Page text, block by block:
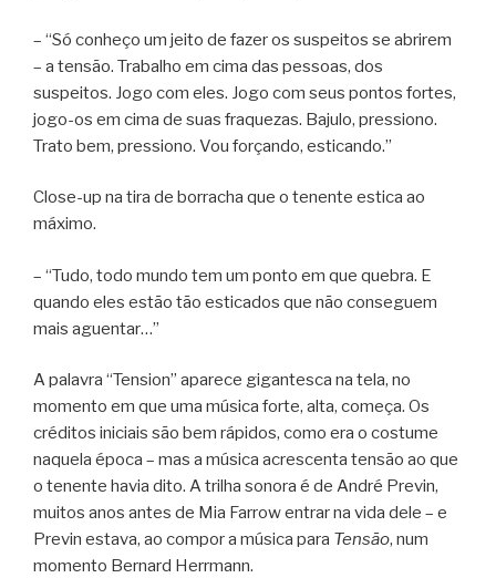
– “Só conheço um jeito de fazer os suspeitos se abrirem
– a tensão. Trabalho em cima das pessoas, dos
suspeitos. Jogo com eles. Jogo com seus pontos fortes,
jogo-os em cima de suas fraquezas. Bajulo, pressiono.
Trato bem, pressiono. Vou forçando, esticando.”
Close-up na tira de borracha que o tenente estica ao
máximo.
– “Tudo, todo mundo tem um ponto em que quebra. E
quando eles estão tão esticados que não conseguem
mais aguentar…”
A palavra “Tension” aparece gigantesca na tela, no
momento em que uma música forte, alta, começa. Os
créditos iniciais são bem rápidos, como era o costume
naquela época – mas a música acrescenta tensão ao que
o tenente havia dito. A trilha sonora é de André Previn,
muitos anos antes de Mia Farrow entrar na vida dele – e
Previn estava, ao compor a música para Tensão, num
momento Bernard Herrmann.